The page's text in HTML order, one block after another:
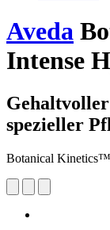
Aveda
Intense
spezieller
Botanical